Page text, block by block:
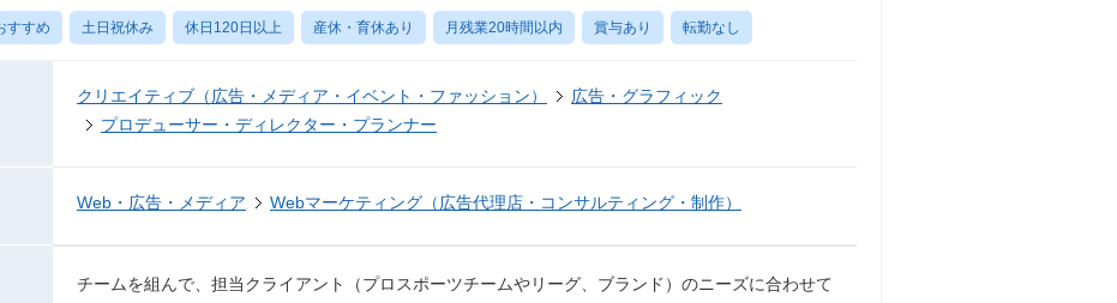
すすめ 土日祝休み 休日120日以上 産休・育休あり 月残業20時間以内 賞与あり 転勤なし
クリエイティブ（広告・メディア・イベント・ファッション）
広告・グラフィック
プロデューサー・ディレクター・プランナー
Web・広告・メディア Webマーケティング（広告代理店・コンサルティング・制作）
チームを組んで、担当クライアント（プロスポーツチームやリーグ、ブランド）のニーズに合わせて